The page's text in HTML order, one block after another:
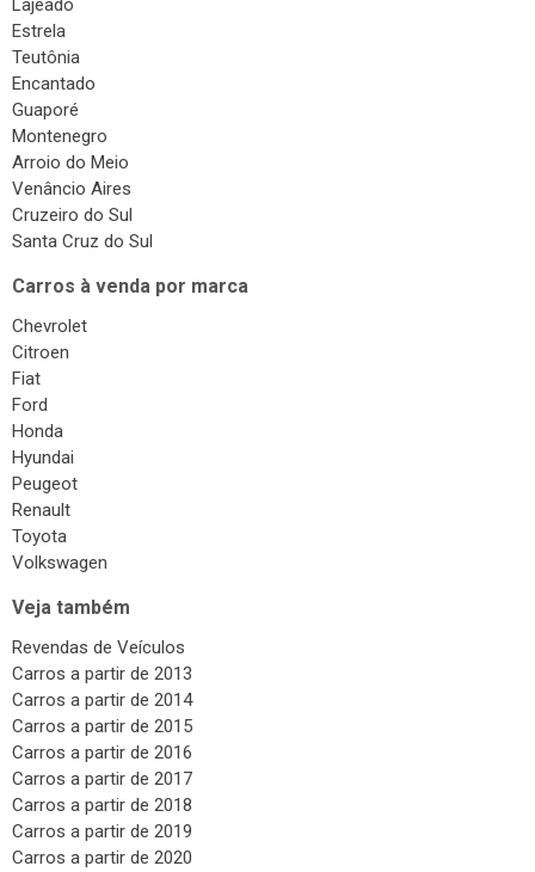
Lajeado
Estrela
Teutônia
Encantado
Guaporé
Montenegro
Arroio do Meio
Venâncio Aires
Cruzeiro do Sul
Santa Cruz do Sul
Carros à venda por marca
Chevrolet
Citroen
Fiat
Ford
Honda
Hyundai
Peugeot
Renault
Toyota
Volkswagen
Veja também
Revendas de Veículos
Carros a partir de 2013
Carros a partir de 2014
Carros a partir de 2015
Carros a partir de 2016
Carros a partir de 2017
Carros a partir de 2018
Carros a partir de 2019
Carros a partir de 2020